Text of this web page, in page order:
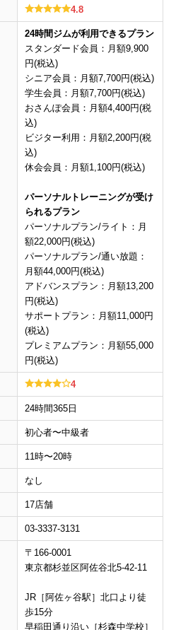
4.8
24時間ジムが利用できるプラン
スタンダード会員：月額9,900
円(税込)
シニア会員：月額7,700円(税込)
学生会員：月額7,700円(税込)
おさんぽ会員：月額4,400円(税
込)
ビジター利用：月額2,200円(税
込)
休会会員：月額1,100円(税込)
パーソナルトレーニングが受け
られるプラン
パーソナルプラン/ライト：月
額22,000円(税込)
パーソナルプラン/通い放題：
月額44,000円(税込)
アドバンスプラン：月額13,200
円(税込)
サポートプラン：月額11,000円
(税込)
プレミアムプラン：月額55,000
円(税込)
4
24時間365日
初心者〜中級者
11時〜20時
なし
17店舗
03-3337-3131
〒166-0001
東京都杉並区阿佐谷北5-42-11
JR［阿佐ヶ谷駅］北口より徒
歩15分
早稲田通り沿い［杉森中学校］